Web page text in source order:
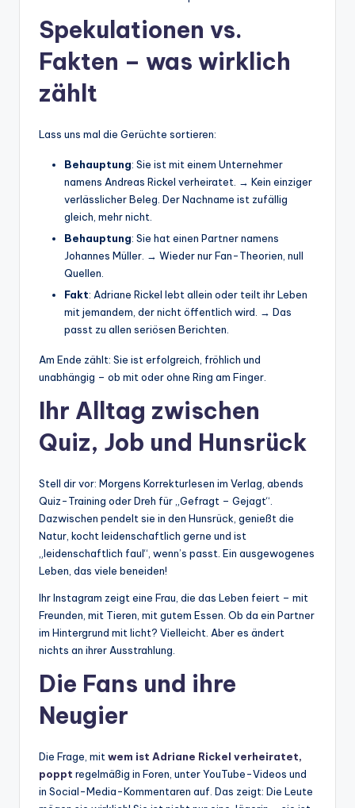
Spekulationen vs.
Fakten – was wirklich
zählt
Lass uns mal die Gerüchte sortieren:
Behauptung: Sie ist mit einem Unternehmer
namens Andreas Rickel verheiratet. → Kein einziger
verlässlicher Beleg. Der Nachname ist zufällig
gleich, mehr nicht.
Behauptung: Sie hat einen Partner namens
Johannes Müller. → Wieder nur Fan-Theorien, null
Quellen.
Fakt: Adriane Rickel lebt allein oder teilt ihr Leben
mit jemandem, der nicht öffentlich wird. → Das
passt zu allen seriösen Berichten.
Am Ende zählt: Sie ist erfolgreich, fröhlich und
unabhängig – ob mit oder ohne Ring am Finger.
Ihr Alltag zwischen
Quiz, Job und Hunsrück
Stell dir vor: Morgens Korrekturlesen im Verlag, abends
Quiz-Training oder Dreh für „Gefragt – Gejagt“.
Dazwischen pendelt sie in den Hunsrück, genießt die
Natur, kocht leidenschaftlich gerne und ist
„leidenschaftlich faul“, wenn’s passt. Ein ausgewogenes
Leben, das viele beneiden!
Ihr Instagram zeigt eine Frau, die das Leben feiert – mit
Freunden, mit Tieren, mit gutem Essen. Ob da ein Partner
im Hintergrund mit licht? Vielleicht. Aber es ändert
nichts an ihrer Ausstrahlung.
Die Fans und ihre
Neugier
Die Frage, mitwem ist Adriane Rickel verheiratet,
poppt regelmäßig in Foren, unter YouTube-Videos und
in Social-Media-Kommentaren auf. Das zeigt: Die Leute